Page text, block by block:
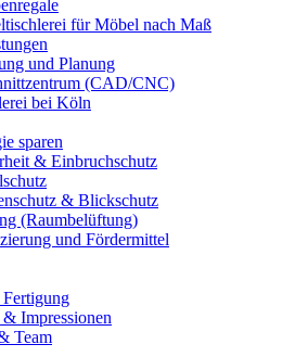
für Möbel nach Maß
und Planung
(CAD/CNC)
bei Köln
sparen
& Einbruchschutz
& Blickschutz
(Raumbelüftung)
und Fördermittel
Impressionen
Team